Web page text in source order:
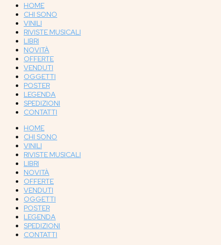
HOME
CHI SONO
VINILI
RIVISTE MUSICALI
LIBRI
NOVITÀ
OFFERTE
VENDUTI
OGGETTI
POSTER
LEGENDA
SPEDIZIONI
CONTATTI
HOME
CHI SONO
VINILI
RIVISTE MUSICALI
LIBRI
NOVITÀ
OFFERTE
VENDUTI
OGGETTI
POSTER
LEGENDA
SPEDIZIONI
CONTATTI